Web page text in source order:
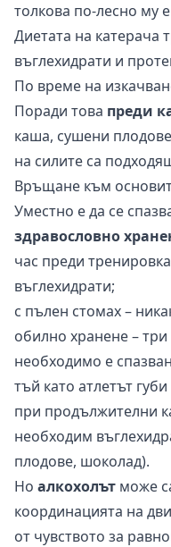
толкова по-лесно му
Диетата на катерача
въглехидрати и
По време на
Поради това преди
каша, сушени
на силите са
Връщане към
Уместно е да се
здравословно
час преди
въглехидрати;
с пълен стомах –
обилно хранене –
необходимо е
тъй като атлетът
при продължителни
необходим
плодове, шоколад).
Но алкохолът може
координацията на
от чувството за